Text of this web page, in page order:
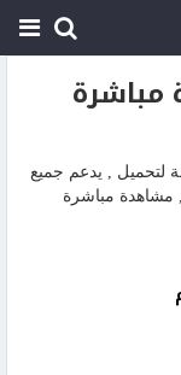
مباشرة
لتحميل , يدعم جميع